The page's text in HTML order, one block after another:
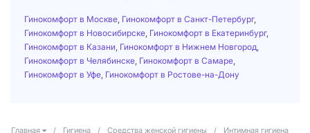
Гинокомфорт в Москве Гинокомфорт в Санкт-Петербург,
Гинокомфорт в Новосибирске Гинокомфорт в Екатеринбург,
Гинокомфорт в Казани Гинокомфорт в Нижнем Новгород
Гинокомфорт в Челябинске Гинокомфорт в Самаре
Гинокомфорт в Уфе Гинокомфорт в Ростове-на-Дону
Главная / Гигиена / Средства женской гигиены /
Интимная гигиена